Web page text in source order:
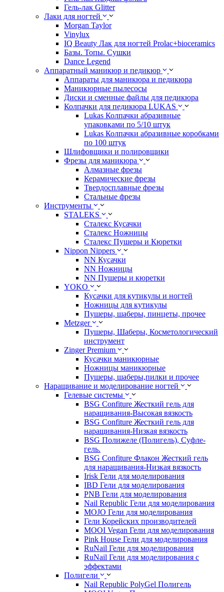
Гель-лак Glitter
Лаки для ногтей
Morgan Taylor
Vinylux
IQ Beauty Лак для ногтей Prolac+bioceramics
Базы. Топы. Сушки
Dance Legend
Аппаратный маникюр и педикюр
Аппараты для маникюра и педикюра
Маникюрные пылесосы
Диски и сменные файлы для педикюра
Колпачки для педикюра LUKAS
Lukas Колпачки абразивные
упаковками по 5/10 штук
Lukas Колпачки абразивные коробками
по 100 штук
Шлифовщики и полировщики
Фрезы для маникюра
Алмазные фрезы
Керамические фрезы
Твердосплавные фрезы
Стальные фрезы
Инструменты
STALEKS
Сталекс Кусачки
Сталекс Ножницы
Сталекс Пушеры и Кюретки
Nippon Nippers
NN Кусачки
NN Ножницы
NN Пушеры и кюретки
YOKO
Кусачки для кутикулы и ногтей
Ножницы для кутикулы
Пушеры, шаберы, пинцеты, прочее
Metzger
Пушеры, Шаберы, Косметологический
инструмент
Zinger Premium
Кусачки маникюрные
Ножницы маникюрные
Пушеры, шаберы,пилки и прочее
Наращивание и моделирование ногтей
Гелевые системы
BSG Confiture Жесткий гель для
наращивания-Высокая вязкость
BSG Confiture Жесткий гель для
наращивания-Низкая вязкость
BSG Полижеле (Полигель), Суфле-
гель.
BSG Confiture Флакон Жесткий гель
для наращивания-Низкая вязкость
Irisk Гели для моделирования
IBD Гели для моделирования
PNB Гели для моделирования
Nail Republic Гели для моделирования
MOJO Гели для моделирования
Гели Корейских производителей
MOOI Vegan Гели для моделирования
Pink House Гели для моделирования
RuNail Гели для моделирования
RuNail Гели для моделирования с
эффектами
Полигели
Nail Republic PolyGel Полигель